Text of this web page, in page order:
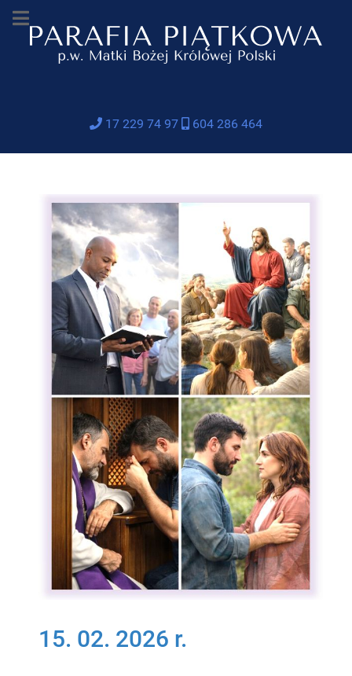
17 229 74 97 604 286 464
15. 02. 2026 r.